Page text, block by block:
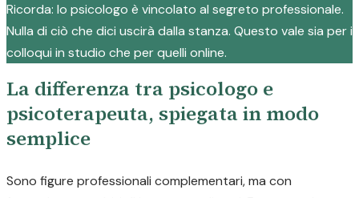
Ricorda: lo psicologo è vincolato al segreto professionale.
Nulla di ciò che dici uscirà dalla stanza. Questo vale sia per i
colloqui in studio che per quelli online.
La differenza tra psicologo e
psicoterapeuta, spiegata in modo
semplice
Sono figure professionali complementari, ma con